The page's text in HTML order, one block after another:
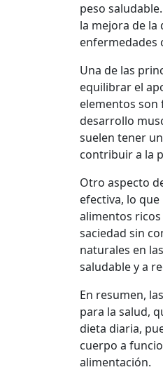
peso
la mejora de la
enfermedades
Una de las
equilibrar el
elementos
desarrollo
suelen tener
contribuir a la
Otro aspecto
efectiva, lo
alimentos
saciedad sin
naturales en
saludable y a
En resumen,
para la salud,
dieta diaria,
cuerpo a
alimentación.